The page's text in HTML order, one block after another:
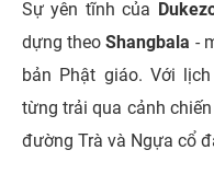
Sự yên tĩnh của
dựng theoShangbala -
bản Phật giáo. Với
từng trải qua cảnh
đường Trà và Ngựa cổ